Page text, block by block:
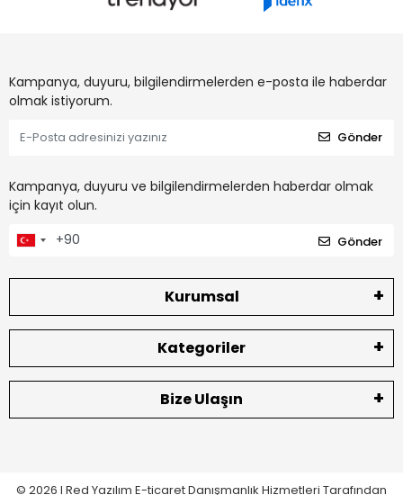
Kampanya, duyuru, bilgilendirmelerden e-posta ile haberdar
olmak istiyorum.
Gönder
Kampanya, duyuru ve bilgilendirmelerden haberdar olmak
için kayıt olun.
Gönder
Kurumsal
Kategoriler
Bize Ulaşın
© 2026 I Red Yazılım E-ticaretDanışmanlık Hizmetleri Tarafından